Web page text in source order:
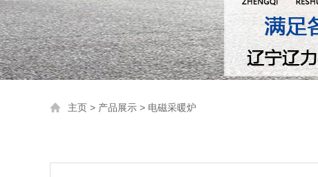
主页 > 产品展示 > 电磁采暖炉